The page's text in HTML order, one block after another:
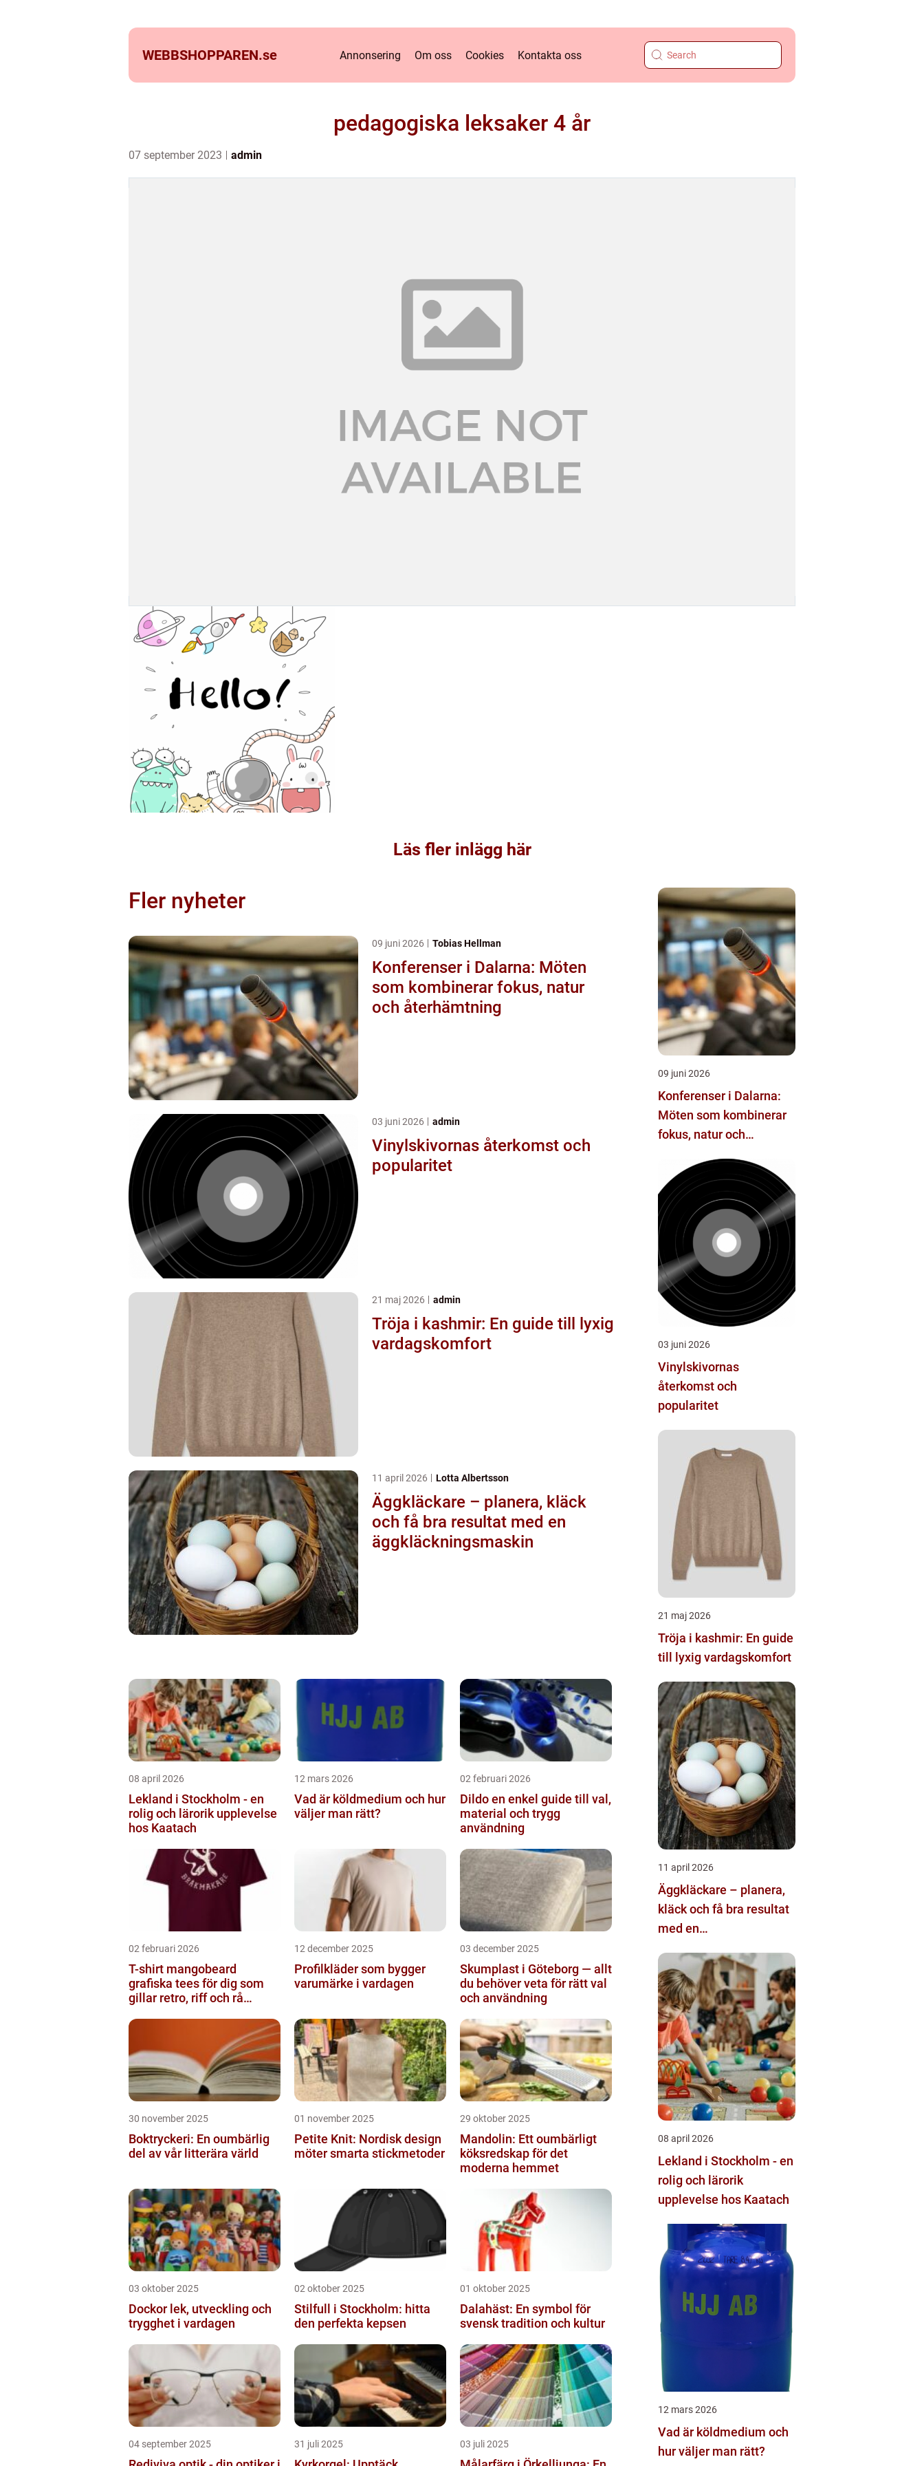
WEBBSHOPPAREN.se Annonsering Om oss Cookies Kontakta oss
pedagogiska leksaker 4 år
07 september 2023 admin
Läs fler inlägg här
Fler nyheter
09 juni 2026 Tobias Hellman
Konferenser i Dalarna: Möten
som kombinerar fokus, natur
och återhämtning
03 juni 2026 admin
Vinylskivornas återkomst och
popularitet
21 maj 2026 admin
Tröja i kashmir: En guide till lyxig
vardagskomfort
11 april 2026 Lotta Albertsson
Äggkläckare – planera, kläck
och få bra resultat med en
äggkläckningsmaskin
08 april 2026
Lekland i Stockholm - en
rolig och lärorik upplevelse
hos Kaatach
12 mars 2026
Vad är köldmedium och hur
väljer man rätt?
02 februari 2026
Dildo en enkel guide till val,
material och trygg
användning
02 februari 2026
T-shirt mangobeard
grafiska tees för dig som
gillar retro, riff och rå
12 december 2025
Profilkläder som bygger
varumärke i vardagen
03 december 2025
Skumplast i Göteborg — allt
du behöver veta för rätt val
och användning
30 november 2025
Boktryckeri: En oumbärlig
del av vår litterära värld
01 november 2025
Petite Knit: Nordisk design
möter smarta stickmetoder
29 oktober 2025
Mandolin: Ett oumbärligt
köksredskap för det
moderna hemmet
03 oktober 2025
Dockor lek, utveckling och
trygghet i vardagen
02 oktober 2025
Stilfull i Stockholm: hitta
den perfekta kepsen
01 oktober 2025
Dalahäst: En symbol för
svensk tradition och kultur
04 september 2025 31 juli 2025 03 juli 2025
09 juni 2026
Konferenser i Dalarna:
Möten som kombinerar
fokus, natur och
03 juni 2026
Vinylskivornas
återkomst och
popularitet
21 maj 2026
Tröja i kashmir: En guide
till lyxig vardagskomfort
11 april 2026
Äggkläckare – planera,
kläck och få bra resultat
med en
08 april 2026
Lekland i Stockholm - en
rolig och lärorik
upplevelse hos Kaatach
12 mars 2026
Vad är köldmedium och
hur väljer man rätt?